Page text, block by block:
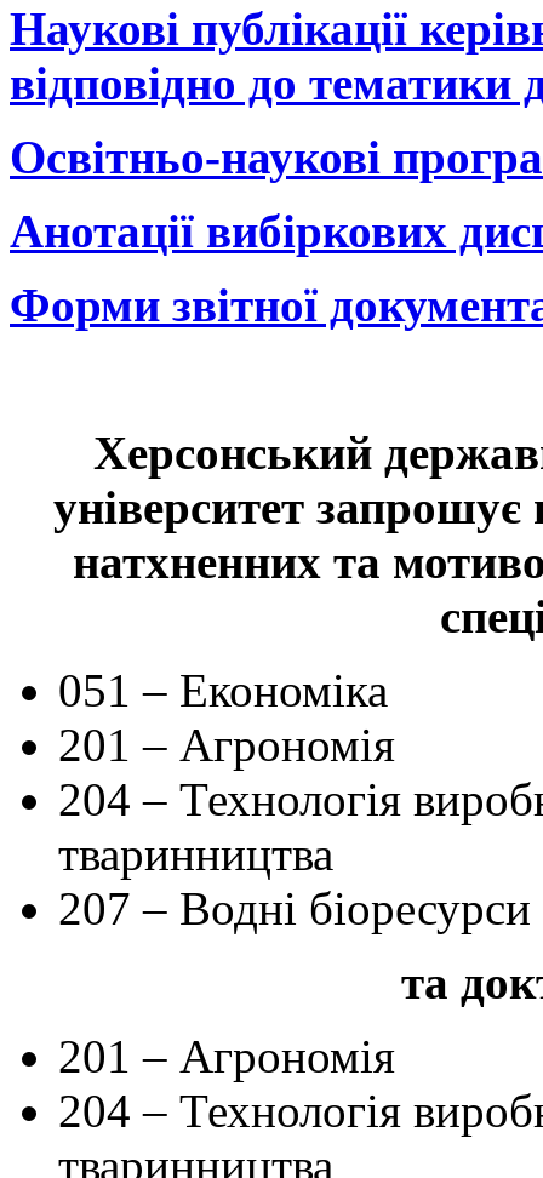
Наукові публікації
відповідно до тематики
Освітньо-наукові
Анотації вибіркових
Форми звітної
Херсонський
університет
натхненних та
051 – Економіка
201 – Агрономія
204 – Технологія
тваринництва
207 – Водні біоресурси
та
201 – Агрономія
204 – Технологія
тваринництва